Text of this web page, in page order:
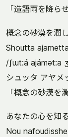
「造語雨を降ら
概念の砂漠を潤
Shoutta
/ʃɯt:á ajámət:a
シュッタ アヤメ
「概念の砂漠を
あなたの心を知
Nou